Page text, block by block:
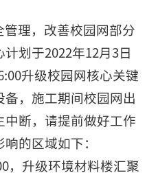
管理，改善校园网部分
划于2022年12月3日
升级校园网核心关键
，施工期间校园网出
中断，请提前做好工作
的区域如下：
，升级环境材料楼汇聚